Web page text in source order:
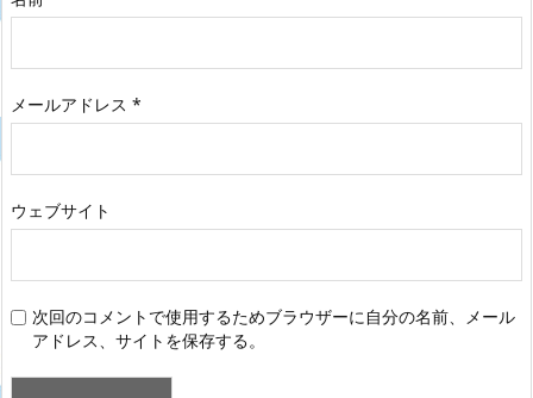
メールアドレス *
ウェブサイト
次回のコメントで使用するためブラウザーに自分の名前、メール
アドレス、サイトを保存する。